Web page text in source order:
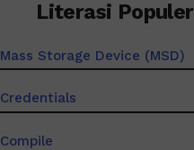
Literasi Populer
Mass Storage Device (MSD)
Credentials
Compile